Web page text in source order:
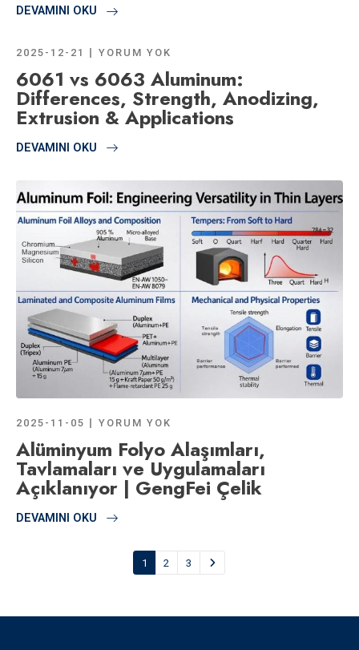
DEVAMINI OKU
2025-12-21 YORUM YOK
6061 vs 6063 Aluminum:
Differences, Strength, Anodizing,
Extrusion & Applications
DEVAMINI OKU
2025-11-05 YORUM YOK
Alüminyum Folyo Alaşımları,
Tavlamaları ve Uygulamaları
Açıklanıyor | GengFei Çelik
DEVAMINI OKU
1 2 3